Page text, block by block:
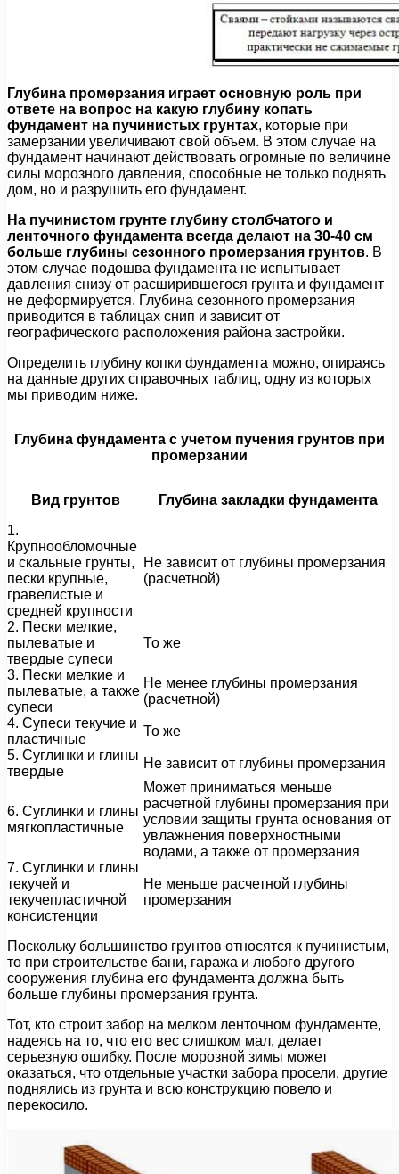
Глубина промерзания играет основную роль при
ответе на вопрос на какую глубину копать
фундамент на пучинистых грунтах, которые при
замерзании увеличивают свой объем. В этом случае на
фундамент начинают действовать огромные по величине
силы морозного давления, способные не только поднять
дом, но и разрушить его фундамент.
На пучинистом грунте глубину столбчатого и
ленточного фундамента всегда делают на 30-40 см
больше глубины сезонного промерзания грунтов. В
этом случае подошва фундамента не испытывает
давления снизу от расширившегося грунта и фундамент
не деформируется. Глубина сезонного промерзания
приводится в таблицах снип и зависит от
географического расположения района застройки.
Определить глубину копки фундамента можно, опираясь
на данные других справочных таблиц, одну из которых
мы приводим ниже.
Глубина фундамента с учетом пучения грунтов при
промерзании
Вид грунтов
Глубина закладки фундамента
1.
Крупнообломочные
и скальные грунты,
пески крупные,
гравелистые и
средней крупности
Не зависит от глубины промерзания
(расчетной)
2. Пески мелкие,
пылеватые и
твердые супеси
То же
3. Пески мелкие и
пылеватые, а также
супеси
Не менее глубины промерзания
(расчетной)
4. Супеси текучие и
пластичные
То же
5. Суглинки и глины
твердые
Не зависит от глубины промерзания
6. Суглинки и глины
мягкопластичные
Может приниматься меньше
расчетной глубины промерзания при
условии защиты грунта основания от
увлажнения поверхностными
водами, а также от промерзания
7. Суглинки и глины
текучей и
текучепластичной
консистенции
Не меньше расчетной глубины
промерзания
Поскольку большинство грунтов относятся к пучинистым,
то при строительстве бани, гаража и любого другого
сооружения глубина его фундамента должна быть
больше глубины промерзания грунта.
Тот, кто строит забор на мелком ленточном фундаменте,
надеясь на то, что его вес слишком мал, делает
серьезную ошибку. После морозной зимы может
оказаться, что отдельные участки забора просели, другие
поднялись из грунта и всю конструкцию повело и
перекосило.